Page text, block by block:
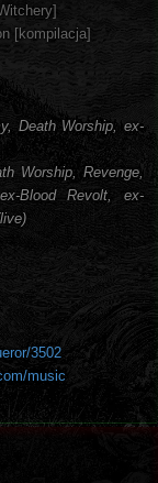
[kompilacja]
Death Worship, ex-
Worship, Revenge,
Blood Revolt, ex-
3502
music